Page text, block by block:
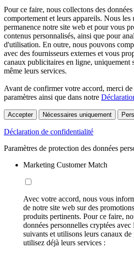
Pour ce faire, nous collectons des
comportement et leurs appareils. Nous
permanence notre site web et pour vous
contenus personnalisés, ainsi que pour
d'utilisation. En outre, nous pouvons
avec des fournisseurs externes et vous
canaux publicitaires en ligne, uniquement
même leurs services.
Avant de confirmer votre accord, merci de
paramètres ainsi que dans notre
Accepter Nécessaires uniquement
Déclaration de confidentialité
Paramètres de protection des données
Marketing Customer Match
Avec votre accord, nous vous
de notre site web sur des
produits pertinents. Pour ce faire,
données personnelles cryptées
suivants et utilisons leurs canaux
utilisez déjà leurs services :